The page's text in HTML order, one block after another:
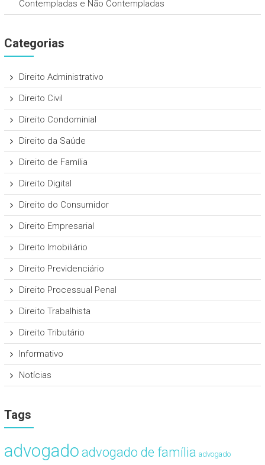
Contempladas e Não Contempladas
Categorias
Direito Administrativo
Direito Civil
Direito Condominial
Direito da Saúde
Direito de Família
Direito Digital
Direito do Consumidor
Direito Empresarial
Direito Imobiliário
Direito Previdenciário
Direito Processual Penal
Direito Trabalhista
Direito Tributário
Informativo
Notícias
Tags
advogado advogado de família advogado